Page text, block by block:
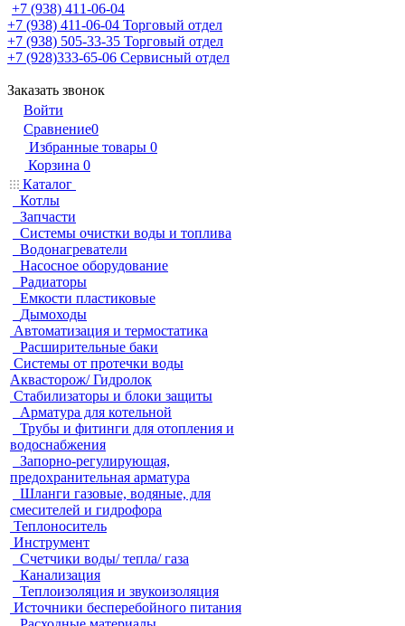
+7 (938) 411-06-04
+7 (938) 411-06-04 Торговый отдел
+7 (938) 505-33-35 Торговый отдел
+7 (928)333-65-06 Сервисный отдел
Заказать звонок
Войти
Сравнение0
Избранные товары 0
Корзина 0
Каталог
Котлы
Запчасти
Системы очистки воды и топлива
Водонагреватели
Насосное оборудование
Радиаторы
Емкости пластиковые
Дымоходы
Автоматизация и термостатика
Расширительные баки
Системы от протечки воды
Аквасторож/ Гидролок
Стабилизаторы и блоки защиты
Арматура для котельной
Трубы и фитинги для отопления и
водоснабжения
Запорно-регулирующая,
предохранительная арматура
Шланги газовые, водяные, для
смесителей и гидрофора
Теплоноситель
Инструмент
Счетчики воды/ тепла/ газа
Канализация
Теплоизоляция и звукоизоляция
Источники бесперебойного питания